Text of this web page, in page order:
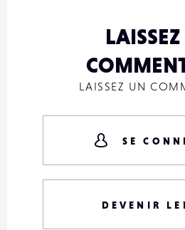
LAISSEZ UN
SE
DEVENIR